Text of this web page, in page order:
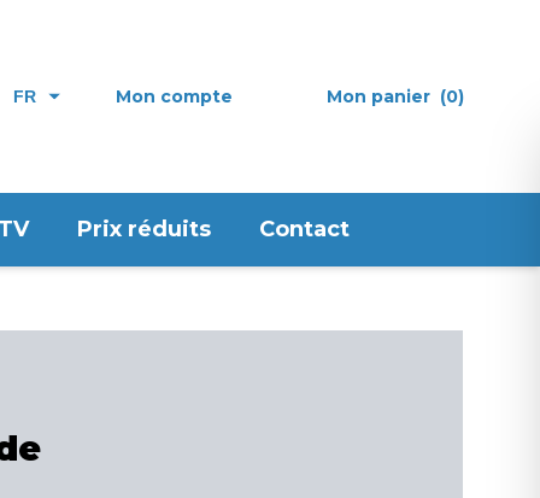
FR Mon compte Mon panier (0)
Prix réduits Contact